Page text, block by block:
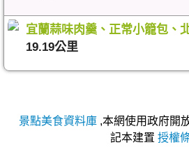
宜蘭蒜味肉羹、正常小籠包、
19.19公里
景點美食資料庫,本網使用政府開
記本建置 授權